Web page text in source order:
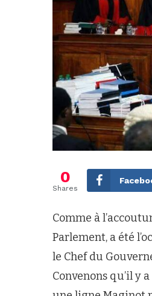
0
Shares
Comme à
Parlement, a été
le Chef du
Convenons qu’il y